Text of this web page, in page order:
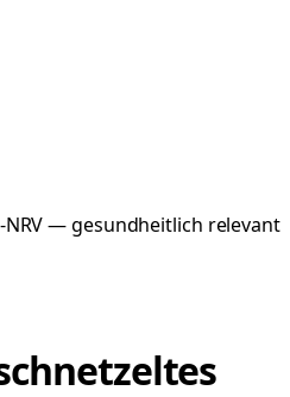
NRV — gesundheitlich relevant